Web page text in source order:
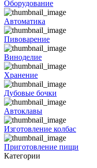
Оборудование
Автоматика
Пивоварение
Виноделие
Хранение
Дубовые бочки
Автоклавы
Изготовление колбас
Приготовление пищи
Категории